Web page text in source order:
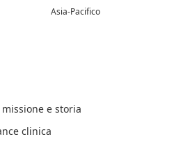
Asia-Pacifico
e storia
clinica